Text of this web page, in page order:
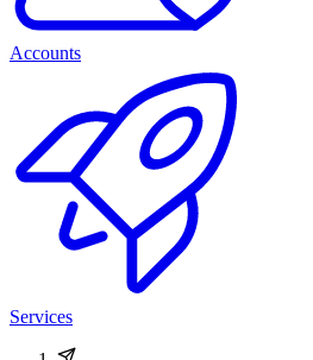
Accounts
Services